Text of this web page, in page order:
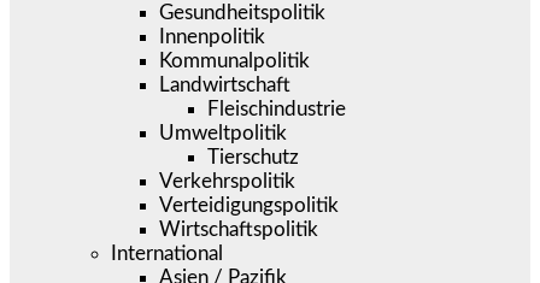
Gesundheitspolitik
Innenpolitik
Kommunalpolitik
Landwirtschaft
Fleischindustrie
Umweltpolitik
Tierschutz
Verkehrspolitik
Verteidigungspolitik
Wirtschaftspolitik
International
Asien / Pazifik